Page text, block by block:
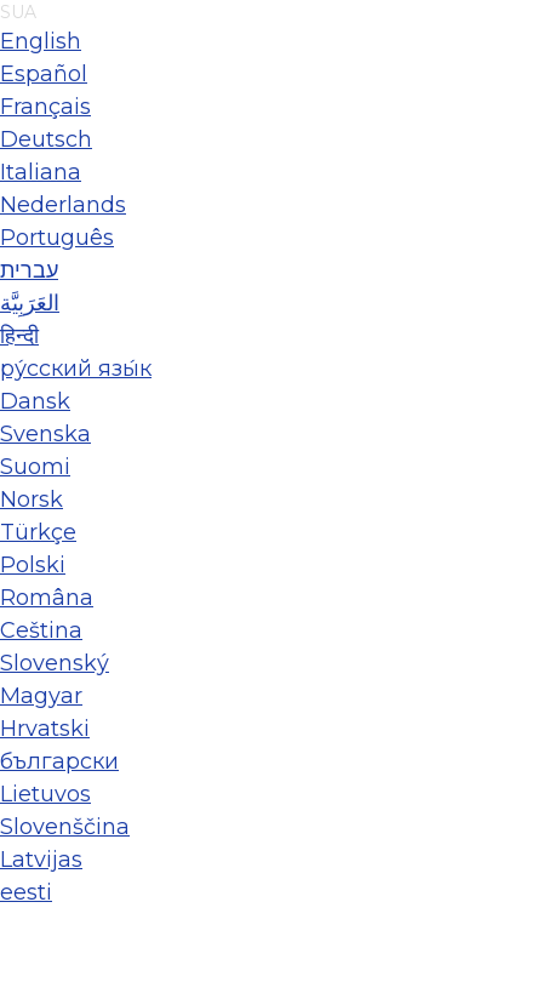
SUA
English
Español
Français
Deutsch
Italiana
Nederlands
Português
עברית
العَرَبِيَّة
हिन्दी
ру́сский язы́к
Dansk
Svenska
Suomi
Norsk
Türkçe
Polski
Româna
Ceština
Slovenský
Magyar
Hrvatski
български
Lietuvos
Slovenščina
Latvijas
eesti